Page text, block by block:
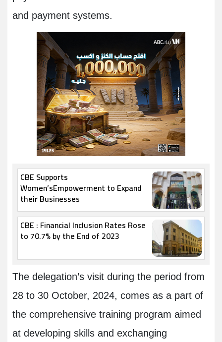
and payment systems.
CBE Supports
Women’sEmpowerment to Expand
their Businesses
CBE : Financial Inclusion Rates Rose
to 70.7% by the End of 2023
The delegation’s visit during the period from
28 to 30 October, 2024, comes as a part of
the comprehensive training program aimed
at developing skills and exchanging